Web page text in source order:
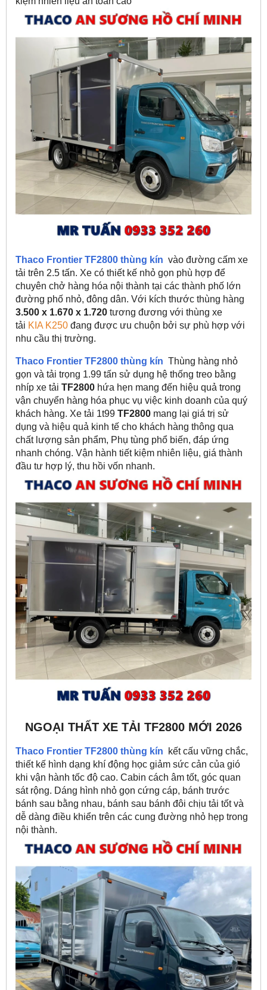
Thaco Frontier TF2800 thùng kín vào đường cấm xe
tải trên 2.5 tấn. Xe có thiết kế nhỏ gọn phù hợp để
chuyên chở hàng hóa nội thành tại các thành phố lớn
đường phố nhỏ, đông dân. Với kích thước thùng hàng
3.500 x 1.670 x 1.720 tương đương với thùng xe
tải KIA K250 đang được ưu chuộn bởi sự phù hợp với
nhu cầu thị trường.
Thaco Frontier TF2800 thùng kín Thùng hàng nhỏ
gọn và tải trọng 1.99 tấn sử dụng hệ thống treo bằng
nhíp xe tải TF2800 hứa hẹn mang đến hiệu quả trong
vận chuyển hàng hóa phục vụ việc kinh doanh của quý
khách hàng. Xe tải 1t99 TF2800 mang lại giá trị sử
dụng và hiệu quả kinh tế cho khách hàng thông qua
chất lượng sản phẩm, Phụ tùng phổ biến, đáp ứng
nhanh chóng. Vận hành tiết kiệm nhiên liệu, giá thành
đầu tư hợp lý, thu hồi vốn nhanh.
NGOẠI THẤT XE TẢI TF2800 MỚI 2026
Thaco Frontier TF2800 thùng kín kết cấu vững chắc,
thiết kế hình dạng khí động học giảm sức cản của gió
khi vận hành tốc độ cao. Cabin cách âm tốt, góc quan
sát rộng. Dáng hình nhỏ gọn cứng cáp, bánh trước
bánh sau bằng nhau, bánh sau bánh đôi chịu tải tốt và
dễ dàng điều khiển trên các cung đường nhỏ hẹp trong
nội thành.